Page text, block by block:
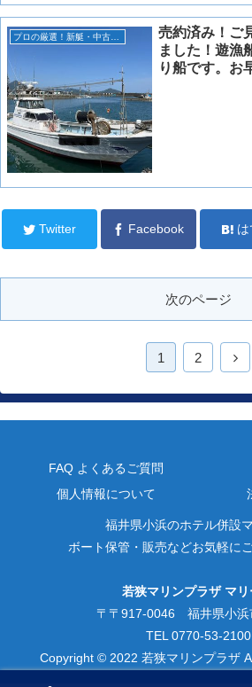
プロの厳選！新艇・中古艇情報！
売約済み！ご
ました！遊
り船です。お
Twitter Facebook
次のページ
1 2
FAQ よくあるご質問
個人情報について
福井県小浜のホテル併設
ボート保管・販売などお気軽に
若狭マリンプラザ マリ
〒〒917-0046 福井県小浜
TEL 0770-53-2100
Copyright © 2022 若狭マリンプラザ